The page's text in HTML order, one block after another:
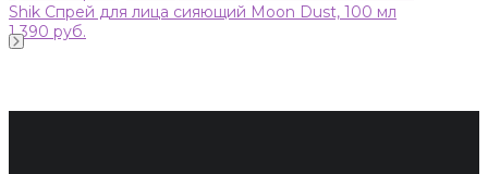
Shik Спрей для лица сияющий Moon Dust, 100 мл
1 390 руб.